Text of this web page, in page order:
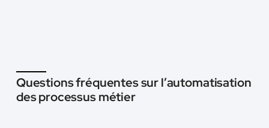
Questions fréquentes sur l’automatisation
des processus métier